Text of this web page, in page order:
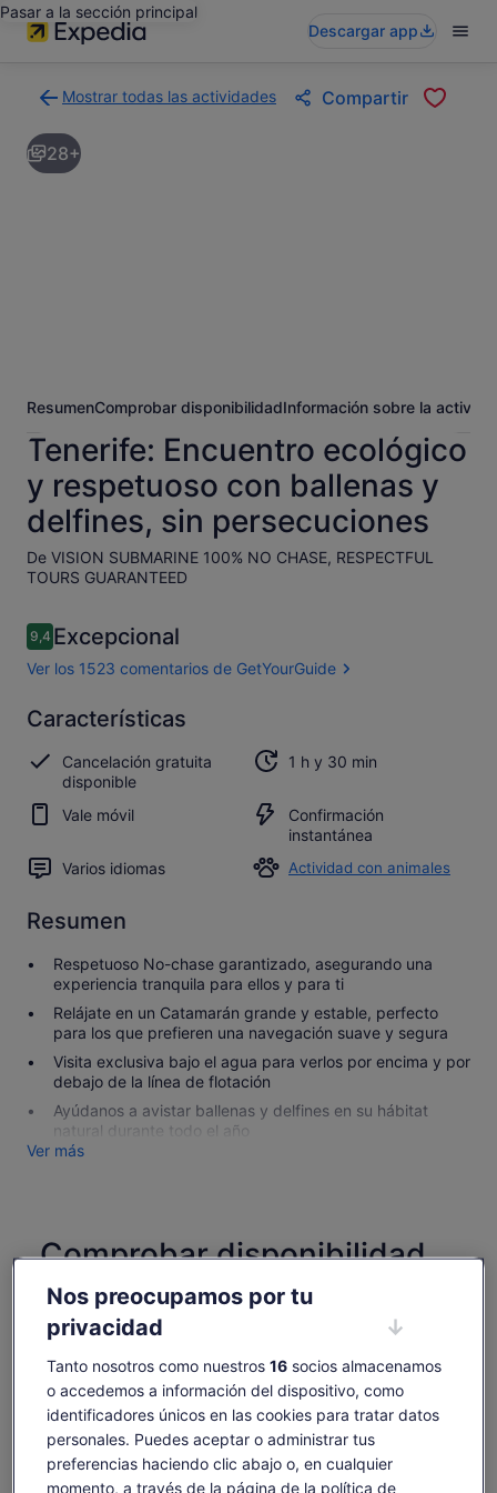
Pasar a la sección principal
Descargar app
Mostrar todas las actividades
a
la
página
Compartir
28+
ResumenComprobar disponibilidadInformación sobre la
Tenerife: Encuentro ecológico
y respetuoso con ballenas y
delfines, sin persecuciones
De VISION SUBMARINE 100% NO CHASE, RESPECTFUL
TOURS GUARANTEED
Comentarios
9,49,4 de 10
Excepcional
Ver los 1523 comentarios de GetYourGuide
9.49.4 sobre 10
Excepcional
Abrir los
1.523 comentarios
de GetYourGuide
Características
Cancelación gratuita
disponible
1 h y 30 min
Vale móvil
Confirmación
instantánea
Varios idiomas
Actividad con animales
Resumen
Respetuoso No-chase garantizado, asegurando una
experiencia tranquila para ellos y para ti
Relájate en un Catamarán grande y estable, perfecto
para los que prefieren una navegación suave y segura
Visita exclusiva bajo el agua para verlos por encima y por
debajo de la línea de flotación
Ayúdanos a avistar ballenas y delfines en su hábitat
natural durante todo el año
Ver más
Comprobar disponibilidad
Fechas
vie, 7 ago - vie, 21 ago
Número de personas
1 adulto
vie., 7 ago.
28 €
sáb., 8 ago.
28 €
dom., 9 ago.
28 €
lun., 10 ago.
28 €
Nos preocupamos por tu
privacidad
Tanto nosotros como nuestros 16socios almacenamos
o accedemos a información del dispositivo, como
identificadores únicos en las cookies para tratar datos
personales. Puedes aceptar o administrar tus
preferencias haciendo clic abajo o, en cualquier
momento, a través de la página de la política de